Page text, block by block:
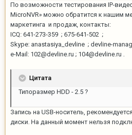
По возможности тестирования IP-
MicroNVR» можно обратится к нашим
маркетинга и продаж, контакты:
ICQ: 641-273-359 ; 675-641-502 ;
Skype: anastasiya_devline ; devline-
e-Mail: 102@devline.ru ; 104@devline.ru .
Цитата
Типоразмер HDD - 2.5 ?
Запись на USB-носитель,
диски. На данный момент нельзя